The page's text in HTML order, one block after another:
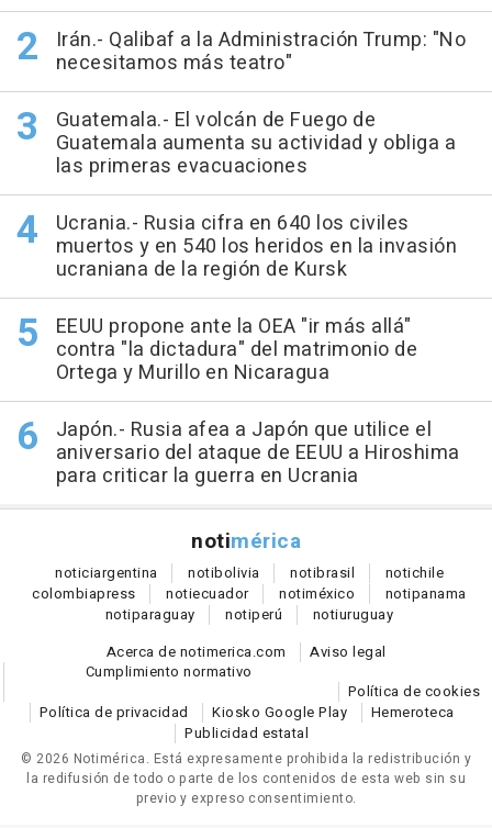
Irán.- Qalibaf a la Administración Trump: "No
necesitamos más teatro"
Guatemala.- El volcán de Fuego de
Guatemala aumenta su actividad y obliga a
las primeras evacuaciones
Ucrania.- Rusia cifra en 640 los civiles
muertos y en 540 los heridos en la invasión
ucraniana de la región de Kursk
EEUU propone ante la OEA "ir más allá"
contra "la dictadura" del matrimonio de
Ortega y Murillo en Nicaragua
Japón.- Rusia afea a Japón que utilice el
aniversario del ataque de EEUU a Hiroshima
para criticar la guerra en Ucrania
notimérica
noticiargentina notibolivia notibrasil notichile
colombiapress notiecuador notiméxico notipanama
notiparaguay notiperú notiuruguay
Acerca de notimerica.com
Aviso legal
Cumplimiento normativo
Política de cookies
Política de privacidad
Kiosko Google Play
Hemeroteca
Publicidad estatal
© 2026 Notimérica. Está expresamente prohibida la redistribución y
la redifusión de todo o parte de los contenidos de esta web sin su
previo y expreso consentimiento.